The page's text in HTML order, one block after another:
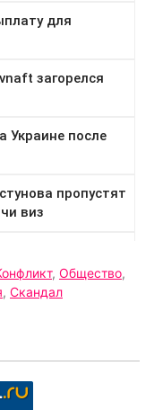
, Общество,
, Скандал